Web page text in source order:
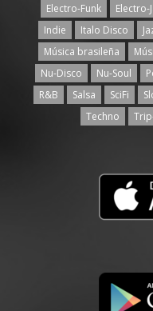
Electro-Funk
Electro-
Indie
Italo Disco
Música brasileña
Nu-Disco
Nu-Soul
R&B
Salsa SciFi
Techno